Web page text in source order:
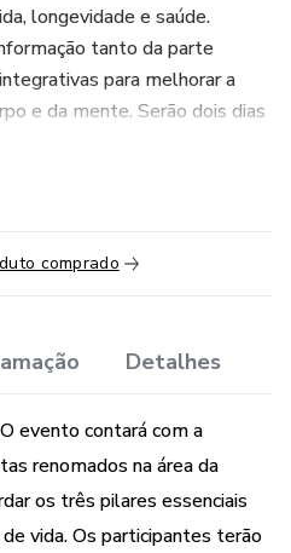
longevidade e saúde.
tanto da parte
para melhorar a
e da mente. Serão dois dias
novas descobertas e
comprado
Detalhes
evento contará com a
renomados na área da
os três pilares essenciais
vida. Os participantes terão